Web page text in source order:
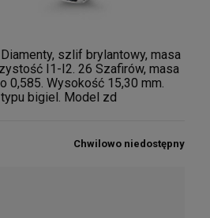
szlif brylantowy, masa
I1-I2. 26 Szafirów, masa
0,585. Wysokość 15,30 mm.
bigiel. Model zd
Chwilowo niedostępny